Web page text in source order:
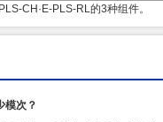
CH·E-PLS-RL的3种组件。
模次？